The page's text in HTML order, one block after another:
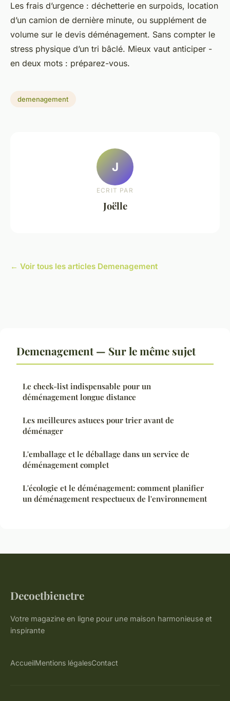
Les frais d’urgence : déchetterie en surpoids, location
d’un camion de dernière minute, ou supplément de
volume sur le devis déménagement. Sans compter le
stress physique d’un tri bâclé. Mieux vaut anticiper -
en deux mots : préparez-vous.
demenagement
J
ECRIT PAR
Joëlle
← Voir tous les articles Demenagement
Demenagement — Sur le même sujet
Le check-list indispensable pour un
déménagement longue distance
Les meilleures astuces pour trier avant de
déménager
L'emballage et le déballage dans un service de
déménagement complet
L'écologie et le déménagement: comment planifier
un déménagement respectueux de l'environnement
Decoetbienetre
Votre magazine en ligne pour une maison harmonieuse et
inspirante
AccueilMentions légalesContact